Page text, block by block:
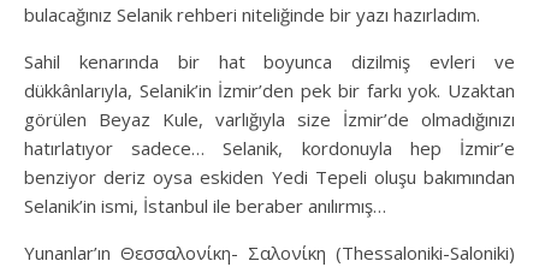
bulacağınız Selanik rehberi niteliğinde bir yazı hazırladım.
Sahil kenarında bir hat boyunca dizilmiş evleri ve
dükkânlarıyla, Selanik’in İzmir’den pek bir farkı yok. Uzaktan
görülen Beyaz Kule, varlığıyla size İzmir’de olmadığınızı
hatırlatıyor sadece… Selanik, kordonuyla hep İzmir’e
benziyor deriz oysa eskiden Yedi Tepeli oluşu bakımından
Selanik’in ismi, İstanbul ile beraber anılırmış…
Yunanlar’ın Θεσσαλονίκη- Σαλονίκη (Thessaloniki-Saloniki)